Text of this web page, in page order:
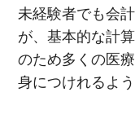
未経験者でも会
が、基本的な計
のため多くの医
身につけれるよ